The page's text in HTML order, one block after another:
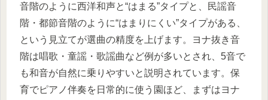
音階のように西洋和声と“はまる”タイプと、民謡音
階・都節音階のように“はまりにくい”タイプがある、
という見立てが選曲の精度を上げます。ヨナ抜き音
階は唱歌・童謡・歌謡曲など例が多いとされ、5音で
も和音が自然に乗りやすいと説明されています。保
育でピアノ伴奏を日常的に使う園ほど、まずはヨナ